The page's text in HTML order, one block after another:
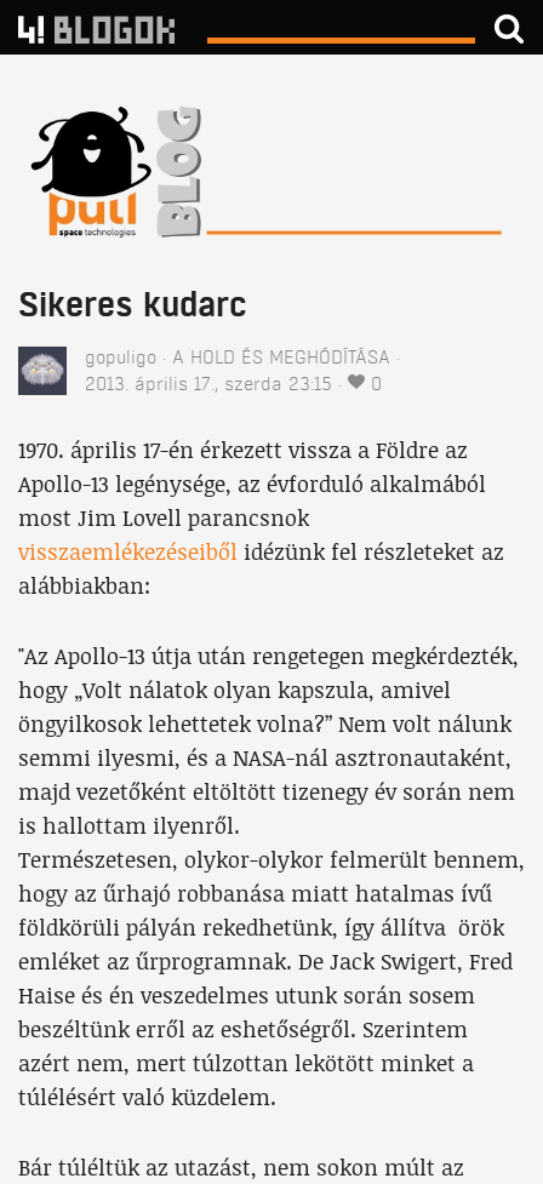
Sikeres kudarc
gopuligo
A HOLD ÉS MEGHÓDÍTÁSA
2013. április 17., szerda 23:15
0
1970. április 17-én érkezett vissza a Földre az
Apollo-13 legénysége, az évforduló alkalmából
most Jim Lovell parancsnok
visszaemlékezéseiből idézünk fel részleteket az
alábbiakban:
"Az Apollo-13 útja után rengetegen megkérdezték,
hogy „Volt nálatok olyan kapszula, amivel
öngyilkosok lehettetek volna?” Nem volt nálunk
semmi ilyesmi, és a NASA-nál asztronautaként,
majd vezetőként eltöltött tizenegy év során nem
is hallottam ilyenről.
Természetesen, olykor-olykor felmerült bennem,
hogy az űrhajó robbanása miatt hatalmas ívű
földkörüli pályán rekedhetünk, így állítva örök
emléket az űrprogramnak. De Jack Swigert, Fred
Haise és én veszedelmes utunk során sosem
beszéltünk erről az eshetőségről. Szerintem
azért nem, mert túlzottan lekötött minket a
túlélésért való küzdelem.
Bár túléltük az utazást, nem sokon múlt az